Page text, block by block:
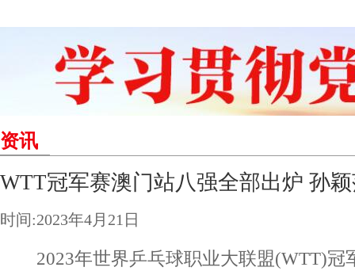
资讯
WTT冠军赛澳门站八强全部出炉 孙
时间:2023年4月21日
2023年世界乒乓球职业大联盟(WTT)冠